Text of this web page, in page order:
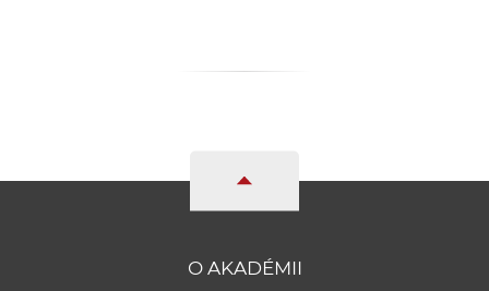
O AKADÉMII